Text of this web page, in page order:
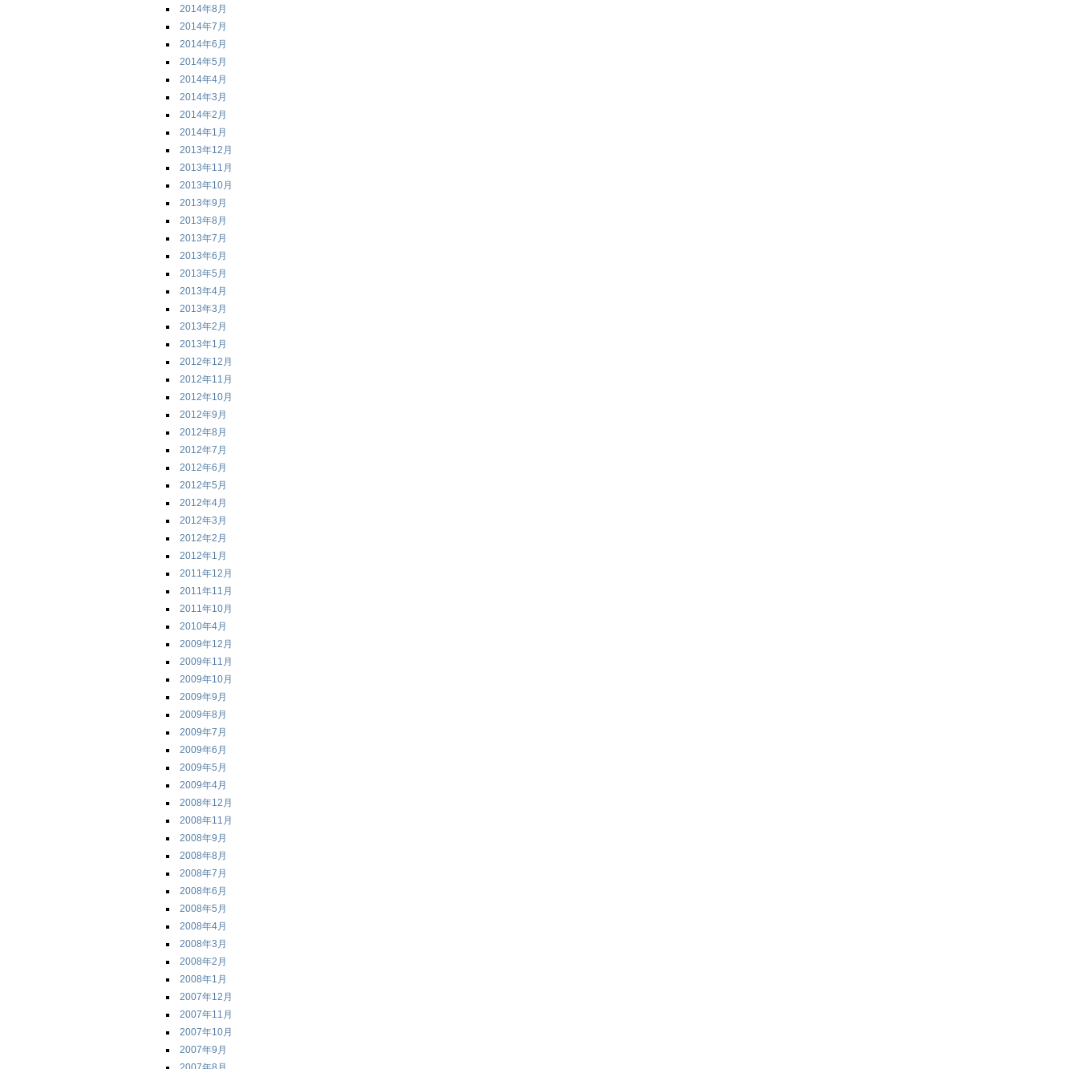
2014年8月
2014年7月
2014年6月
2014年5月
2014年4月
2014年3月
2014年2月
2014年1月
2013年12月
2013年11月
2013年10月
2013年9月
2013年8月
2013年7月
2013年6月
2013年5月
2013年4月
2013年3月
2013年2月
2013年1月
2012年12月
2012年11月
2012年10月
2012年9月
2012年8月
2012年7月
2012年6月
2012年5月
2012年4月
2012年3月
2012年2月
2012年1月
2011年12月
2011年11月
2011年10月
2010年4月
2009年12月
2009年11月
2009年10月
2009年9月
2009年8月
2009年7月
2009年6月
2009年5月
2009年4月
2008年12月
2008年11月
2008年9月
2008年8月
2008年7月
2008年6月
2008年5月
2008年4月
2008年3月
2008年2月
2008年1月
2007年12月
2007年11月
2007年10月
2007年9月